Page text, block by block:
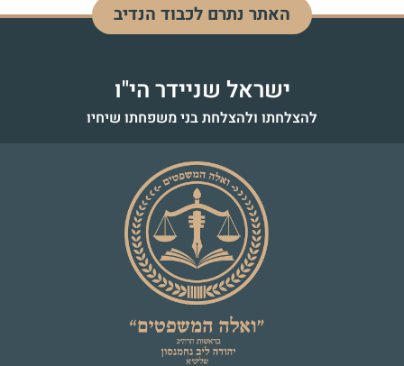
דוד בן מנחם
האתר נתרם לכבוד הנדיב
ישראל שניידר הי"ו
להצלחתו ולהצלחת בני משפחתו שיחיו